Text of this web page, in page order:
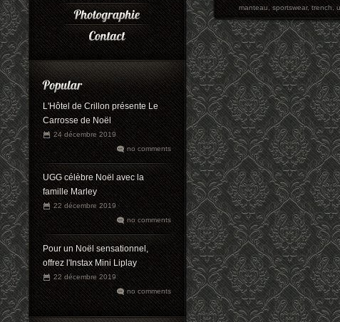
L'Hôtel de Crillon présente Le
Carrosse de Noël
24 décembre 2019
no comments
UGG célèbre Noël avec la
famille Marley
22 décembre 2019
no comments
Pour un Noël sensationnel,
offrez l'Instax Mini Liplay
22 décembre 2019
no comments
manteau,sportswear,trench,